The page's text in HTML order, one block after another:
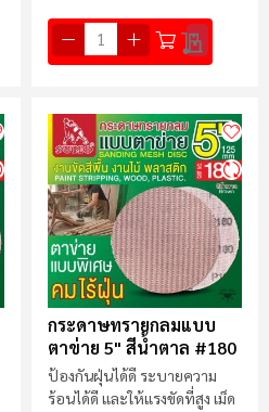
กระดาษทรายกลมแบบ
ตาข่าย 5" สีน้ำตาล #180
ป้องกันฝุ่นได้ดี ระบายความ
ร้อนได้ดี และให้แรงขัดที่สูง เม็ด